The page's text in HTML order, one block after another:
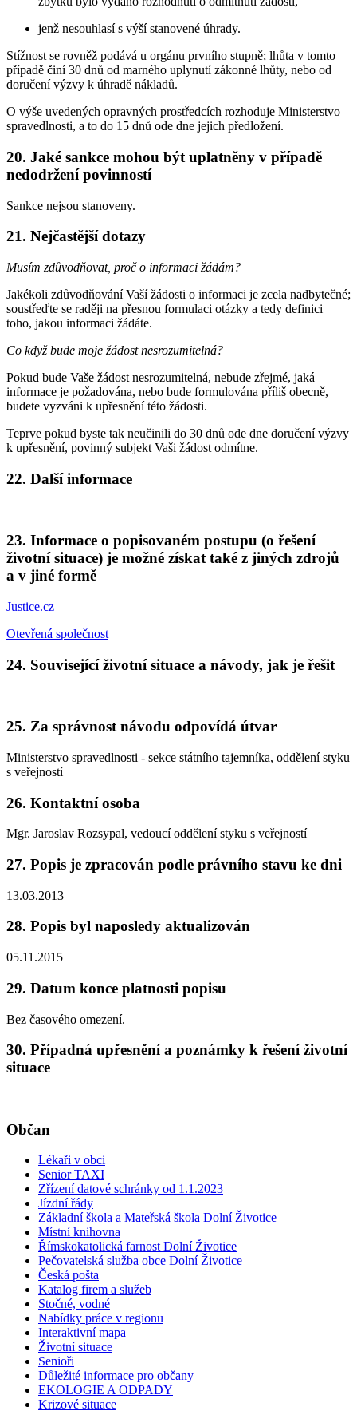
jenž nesouhlasí s výší stanovené úhrady.
Stížnost se rovněž podává u orgánu prvního stupně; lhůta v tomto
případě činí 30 dnů od marného uplynutí zákonné lhůty, nebo od
doručení výzvy k úhradě nákladů.
O výše uvedených opravných prostředcích rozhoduje Ministerstvo
spravedlnosti, a to do 15 dnů ode dne jejich předložení.
20. Jaké sankce mohou být uplatněny v případě
nedodržení povinností
Sankce nejsou stanoveny.
21. Nejčastější dotazy
Musím zdůvodňovat, proč o informaci žádám?
Jakékoli zdůvodňování Vaší žádosti o informaci je zcela nadbytečné;
soustřeďte se raději na přesnou formulaci otázky a tedy definici
toho, jakou informaci žádáte.
Co když bude moje žádost nesrozumitelná?
Pokud bude Vaše žádost nesrozumitelná, nebude zřejmé, jaká
informace je požadována, nebo bude formulována příliš obecně,
budete vyzváni k upřesnění této žádosti.
Teprve pokud byste tak neučinili do 30 dnů ode dne doručení výzvy
k upřesnění, povinný subjekt Vaši žádost odmítne.
22. Další informace
23. Informace o popisovaném postupu (o řešení
životní situace) je možné získat také z jiných zdrojů
a v jiné formě
Justice.cz
Otevřená společnost
24. Související životní situace a návody, jak je řešit
25. Za správnost návodu odpovídá útvar
Ministerstvo spravedlnosti - sekce státního tajemníka, oddělení styku
s veřejností
26. Kontaktní osoba
Mgr. Jaroslav Rozsypal, vedoucí oddělení styku s veřejností
27. Popis je zpracován podle právního stavu ke dni
13.03.2013
28. Popis byl naposledy aktualizován
05.11.2015
29. Datum konce platnosti popisu
Bez časového omezení.
30. Případná upřesnění a poznámky k řešení životní
situace
Občan
Lékaři v obci
Senior TAXI
Zřízení datové schránky od 1.1.2023
Jízdní řády
Základní škola a Mateřská škola Dolní Životice
Místní knihovna
Římskokatolická farnost Dolní Životice
Pečovatelská služba obce Dolní Životice
Česká pošta
Katalog firem a služeb
Stočné, vodné
Nabídky práce v regionu
Interaktivní mapa
Životní situace
Senioři
Důležité informace pro občany
EKOLOGIE A ODPADY
Krizové situace